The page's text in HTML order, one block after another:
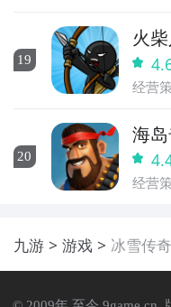
19
火
经营
20
海
具
经营
九游 游戏 冰雪传